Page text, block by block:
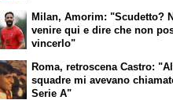
Milan, Amorim: "Scudetto?
venire qui e dire che non
vincerlo"
Roma, retroscena Castro:
squadre mi avevano
Serie A"